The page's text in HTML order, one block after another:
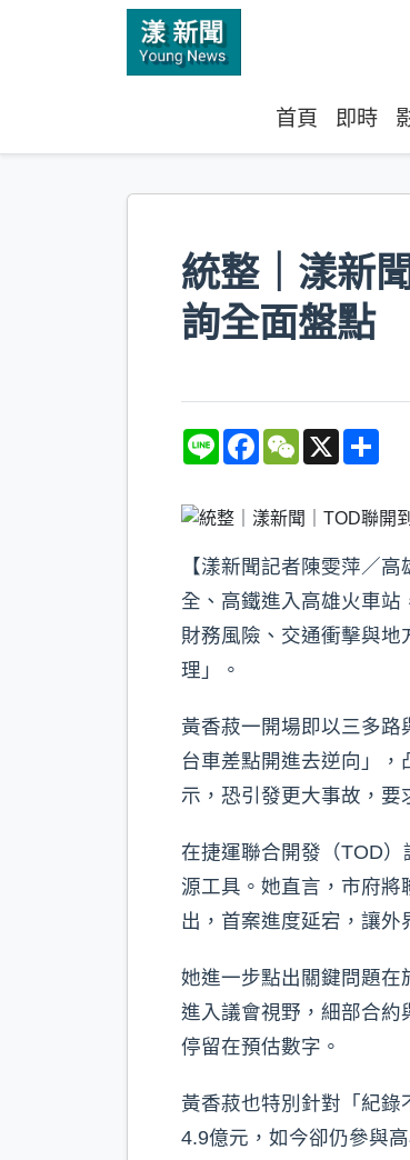
首頁 即時
統整｜漾新
詢全面盤點
L
F
b
o
k
W
a
t
X
e
【漾新聞記者陳雯萍／
全、高鐵進入高雄火車
財務風險、交通衝擊與
理」。
黃香菽一開場即以三多
台車差點開進去逆向」
示，恐引發更大事故，要
在捷運聯合開發（TOD
源工具。她直言，市府
出，首案進度延宕，讓外
她進一步點出關鍵問題在
進入議會視野，細部合約
停留在預估數字。
黃香菽也特別針對「紀
4.9億元，如今卻仍參與